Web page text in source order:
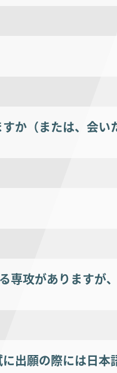
か（または、会い
専攻がありますが
出願の際には日本